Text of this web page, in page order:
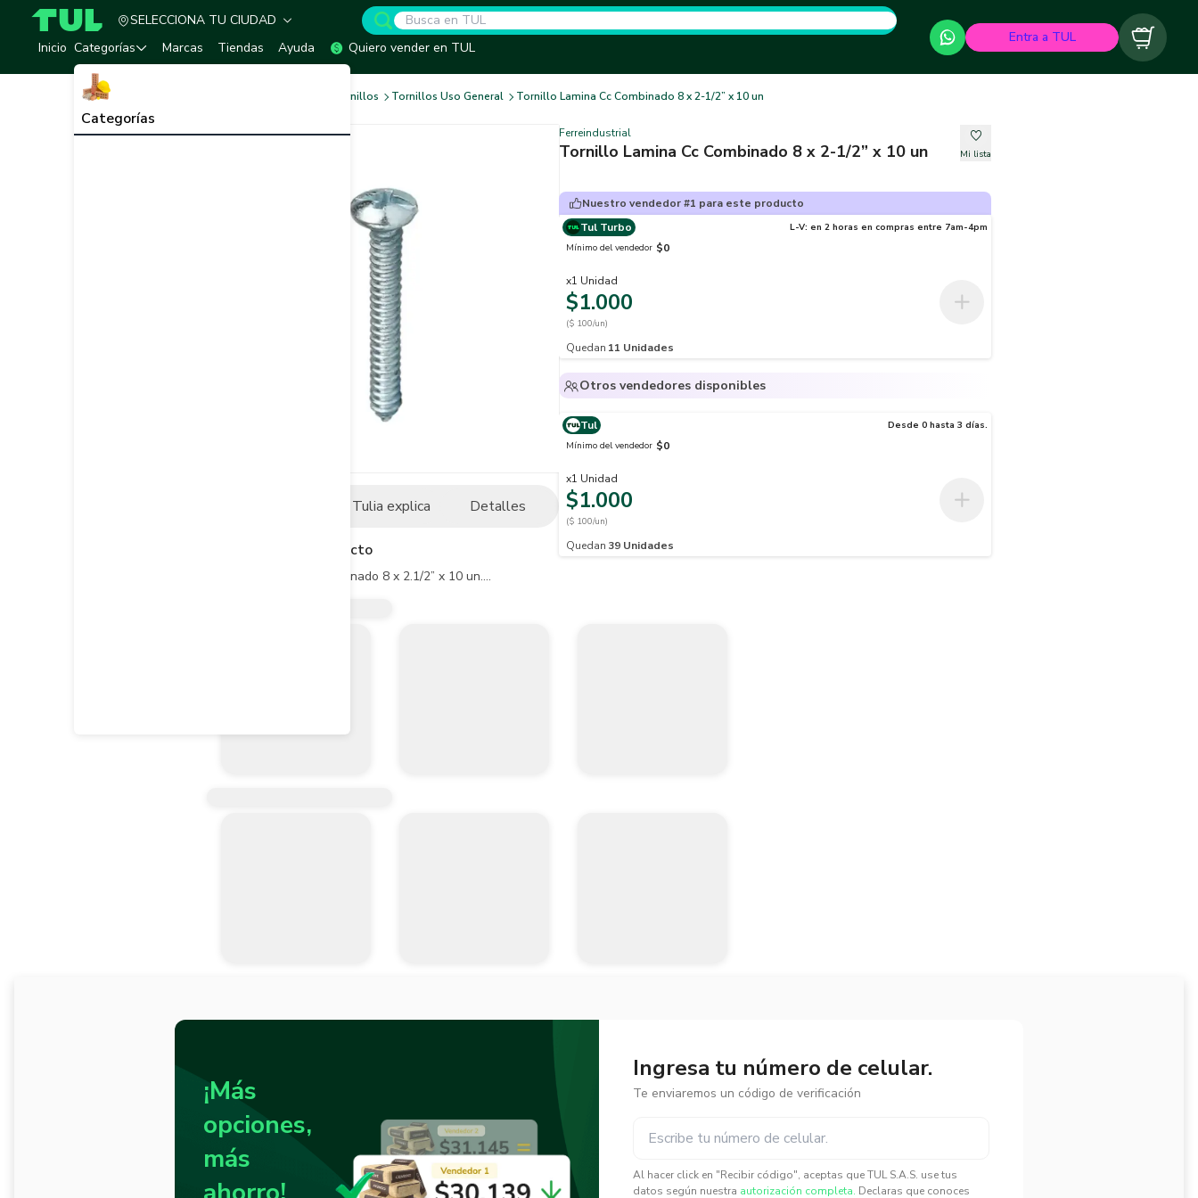
TUL - Tu Marketplace de Construcción
SELECCIONA TU CIUDAD
Inicio Categorías
Categorías
Marcas Tiendas Ayuda Quiero vender en TUL
Entra a TUL Carrito
Tornillos Tornillos Uso General Tornillo Lamina Cc Combinado 8 x 2-1/2” x 10 un
Tulia explica Detalles
Descripción del producto
Tornillo Lamina Cc Combinado 8 x 2.1/2” x 10 un....
Ferreindustrial
Tornillo Lamina Cc Combinado 8 x 2-1/2” x 10 un Mi lista
Nuestro vendedor #1 para este producto
Tul Turbo
L-V: en 2 horas en compras entre 7am-4pm
Mínimo del vendedor $0
x1 Unidad
$1.000
($ 100/un)
Quedan 11 Unidades
Otros vendedores disponibles
Tul
Desde 0 hasta 3 días.
Mínimo del vendedor $0
x1 Unidad
$1.000
($ 100/un)
Quedan 39 Unidades
¡Más
opciones,
más
Ingresa tu número de celular.
Te enviaremos un código de verificación
Al hacer click en "Recibir código", aceptas que TUL S.A.S. use tus
datos según nuestra autorización completa. Declaras que conoces